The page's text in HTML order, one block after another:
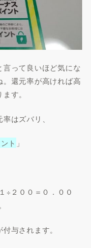
って良いほど気にな
還元率が高ければ高
す。
はズバリ、
ト 」
÷２００＝０．００
与されます。